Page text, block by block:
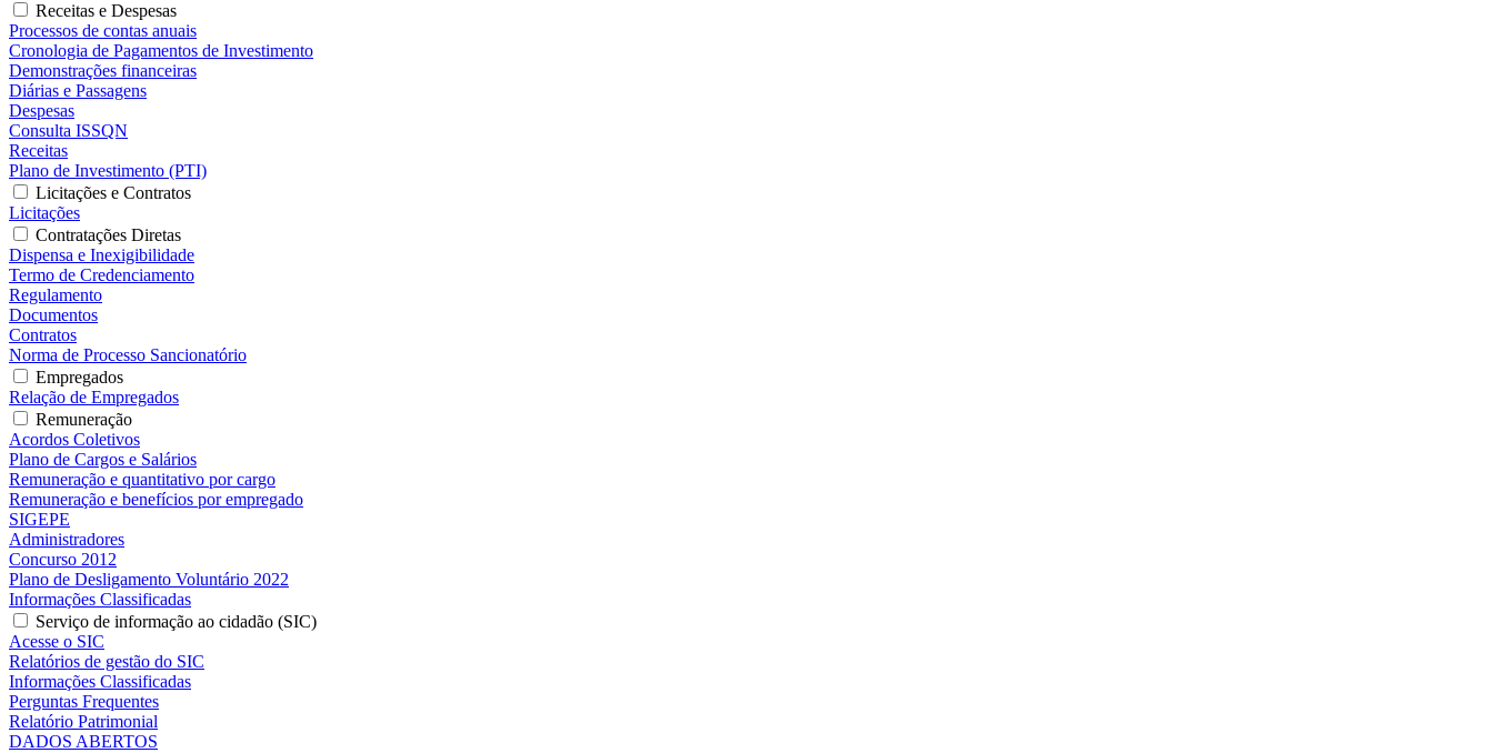
Receitas e Despesas
Processos de contas anuais
Cronologia de Pagamentos de Investimento
Demonstrações financeiras
Diárias e Passagens
Despesas
Consulta ISSQN
Receitas
Plano de Investimento (PTI)
Licitações e Contratos
Licitações
Contratações Diretas
Dispensa e Inexigibilidade
Termo de Credenciamento
Regulamento
Documentos
Contratos
Norma de Processo Sancionatório
Empregados
Relação de Empregados
Remuneração
Acordos Coletivos
Plano de Cargos e Salários
Remuneração e quantitativo por cargo
Remuneração e benefícios por empregado
SIGEPE
Administradores
Concurso 2012
Plano de Desligamento Voluntário 2022
Informações Classificadas
Serviço de informação ao cidadão (SIC)
Acesse o SIC
Relatórios de gestão do SIC
Informações Classificadas
Perguntas Frequentes
Relatório Patrimonial
DADOS ABERTOS